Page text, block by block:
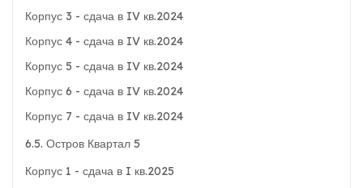
Корпус 3 - сдача в IV кв.2024
Корпус 4 - сдача в IV кв.2024
Корпус 5 - сдача в IV кв.2024
Корпус 6 - сдача в IV кв.2024
Корпус 7 - сдача в IV кв.2024
6.5. Остров Квартал 5
Корпус 1 - сдача в I кв.2025